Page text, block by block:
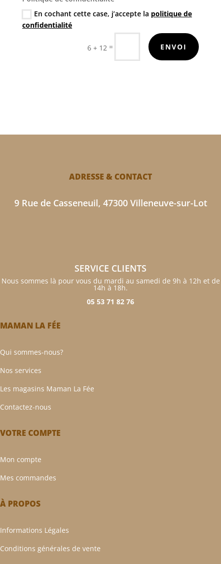
En cochant cette case, j’accepte la politique de
confidentialité
6 + 12 = ENVOI
ADRESSE & CONTACT
9 Rue de Casseneuil, 47300 Villeneuve-sur-Lot
SERVICE CLIENTS
Nous sommes là pour vous du mardi au samedi de 9h à 12h et de
14h à 18h.
05 53 71 82 76
MAMAN LA FÉE
Qui sommes-nous?
Nos services
Les magasins Maman La Fée
Contactez-nous
VOTRE COMPTE
Mon compte
Mes commandes
À PROPOS
Informations Légales
Conditions générales de vente